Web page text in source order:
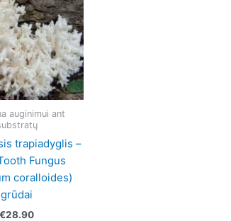
auginimui ant
trapiadyglis –
Fungus
coralloides)
grūdai
€28.90
has
multiple
variants.
The
options
may